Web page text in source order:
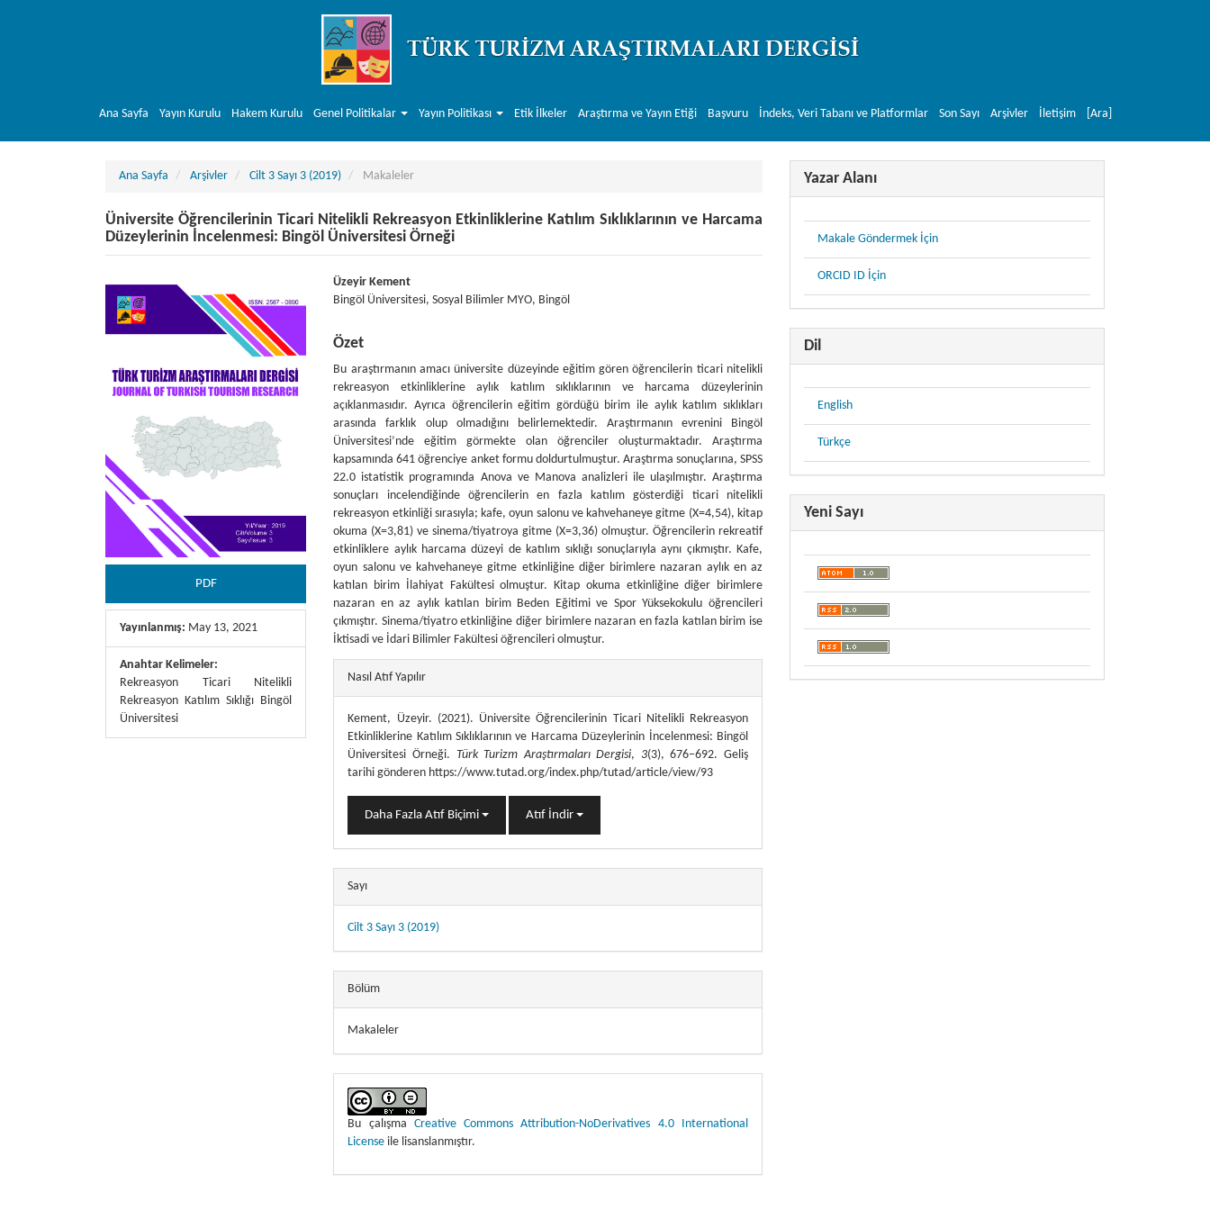
##plugins.themes.bootstrap3.accessible_menu.main_content##
Ana Sayfa Yayın Kurulu Hakem Kurulu Genel Politikalar Yayın Politikası Etik İlkeler Araştırma ve Yayın Etiği Başvuru İndeks, Veri Tabanı ve Platformlar Son Sayı Arşivler İletişim [Ara]
Ana Sayfa Arşivler Cilt 3 Sayı 3 (2019) Makaleler
Üniversite Öğrencilerinin Ticari Nitelikli Rekreasyon Etkinliklerine Katılım Sıklıklarının ve Harcama
Düzeylerinin İncelenmesi: Bingöl Üniversitesi Örneği
##plugins.themes.bootstrap3.article.sidebar##
PDF
Yayınlanmış: May 13, 2021
Anahtar Kelimeler:
Rekreasyon Ticari Nitelikli
Rekreasyon Katılım Sıklığı Bingöl
Üniversitesi
##plugins.themes.bootstrap3.article.main##
Üzeyir Kement
Bingöl Üniversitesi, Sosyal Bilimler MYO, Bingöl
Özet
Bu araştırmanın amacı üniversite düzeyinde eğitim gören öğrencilerin ticari nitelikli
rekreasyon etkinliklerine aylık katılım sıklıklarının ve harcama düzeylerinin
açıklanmasıdır. Ayrıca öğrencilerin eğitim gördüğü birim ile aylık katılım sıklıkları
arasında farklık olup olmadığını belirlemektedir. Araştırmanın evrenini Bingöl
Üniversitesi’nde eğitim görmekte olan öğrenciler oluşturmaktadır. Araştırma
kapsamında 641 öğrenciye anket formu doldurtulmuştur. Araştırma sonuçlarına, SPSS
22.0 istatistik programında Anova ve Manova analizleri ile ulaşılmıştır. Araştırma
sonuçları incelendiğinde öğrencilerin en fazla katılım gösterdiği ticari nitelikli
rekreasyon etkinliği sırasıyla; kafe, oyun salonu ve kahvehaneye gitme (X=4,54), kitap
okuma (X=3,81) ve sinema/tiyatroya gitme (X=3,36) olmuştur. Öğrencilerin rekreatif
etkinliklere aylık harcama düzeyi de katılım sıklığı sonuçlarıyla aynı çıkmıştır. Kafe,
oyun salonu ve kahvehaneye gitme etkinliğine diğer birimlere nazaran aylık en az
katılan birim İlahiyat Fakültesi olmuştur. Kitap okuma etkinliğine diğer birimlere
nazaran en az aylık katılan birim Beden Eğitimi ve Spor Yüksekokulu öğrencileri
çıkmıştır. Sinema/tiyatro etkinliğine diğer birimlere nazaran en fazla katılan birim ise
İktisadi ve İdari Bilimler Fakültesi öğrencileri olmuştur.
Nasıl Atıf Yapılır
Kement, Üzeyir. (2021). Üniversite Öğrencilerinin Ticari Nitelikli Rekreasyon
Etkinliklerine Katılım Sıklıklarının ve Harcama Düzeylerinin İncelenmesi: Bingöl
Üniversitesi Örneği. Türk Turizm Araştırmaları Dergisi, 3(3), 676–692. Geliş
tarihi gönderen https://www.tutad.org/index.php/tutad/article/view/93
Daha Fazla Atıf Biçimi Atıf İndir
Sayı
Cilt 3 Sayı 3 (2019)
Bölüm
Makaleler
Bu çalışma Creative Commons Attribution-NoDerivatives 4.0 International
License ile lisanslanmıştır.
Yazar Alanı
Makale Göndermek İçin
ORCID ID İçin
Dil
English
Türkçe
Yeni Sayı